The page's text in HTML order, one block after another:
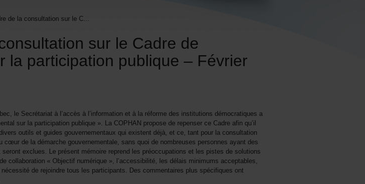
de la consultation sur le C...
sur le Cadre de
la participation publique – Février
le Secrétariat à l’accès à l’information et à la réforme des institutions démocratiques a
sur la participation publique ». La COPHAN propose de repenser ce Cadre afin qu’il
outils et guides gouvernementaux qui existent déjà, et ce, tant pour la consultation
de la démarche gouvernementale, sans quoi de nombreuses personnes ayant des
exclues. Le présent mémoire reprend les préoccupations et les pistes de solutions
collaboration « Objectif numérique », l’accessibilité, les délais minimums acceptables,
de rejoindre tous les participants. Des commentaires plus spécifiques ont